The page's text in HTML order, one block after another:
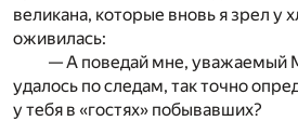
великана, которые вновь я зрел у
оживилась:
— А поведай мне, уважаемый
удалось по следам, так точно
у тебя в «гостях» побывавших?